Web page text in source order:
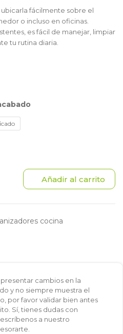
fácilmente sobre el
o incluso en oficinas.
es fácil de manejar, limpiar
tu rutina diaria.
Añadir al carrito
cocina
cambios en la
y no siempre muestra el
por favor validar bien antes
Sí, tienes dudas con
a nuestro